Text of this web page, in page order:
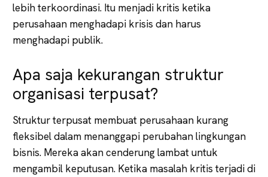
lebih terkoordinasi. Itu menjadi kritis ketika
perusahaan menghadapi krisis dan harus
menghadapi publik.
Apa saja kekurangan struktur
organisasi terpusat?
Struktur terpusat membuat perusahaan kurang
fleksibel dalam menanggapi perubahan lingkungan
bisnis. Mereka akan cenderung lambat untuk
mengambil keputusan. Ketika masalah kritis terjadi di